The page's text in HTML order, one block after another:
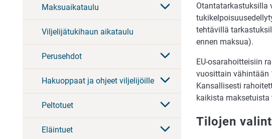
Maksuaikataulu
Viljelijätukihaun aikataulu
Perusehdot
Hakuoppaat ja ohjeet viljelijöille
Peltotuet
Eläintuet
Otantatarkastuksilla
tehtävillä
ennen maksua).
EU-osarahoitteisiin
vuosittain vähintään
Kansallisesti
kaikista
Tilojen